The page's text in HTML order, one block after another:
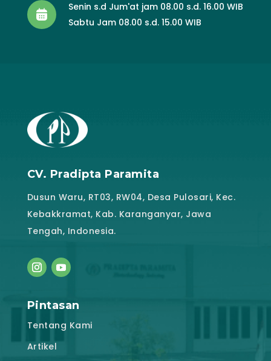
Senin s.d Jum'at jam 08.00 s.d. 16.00 WIB
Sabtu Jam 08.00 s.d. 15.00 WIB
CV. Pradipta Paramita
Dusun Waru, RT03, RW04, Desa Pulosari, Kec.
Kebakkramat, Kab. Karanganyar, Jawa
Tengah, Indonesia.
Pintasan
Tentang Kami
Artikel